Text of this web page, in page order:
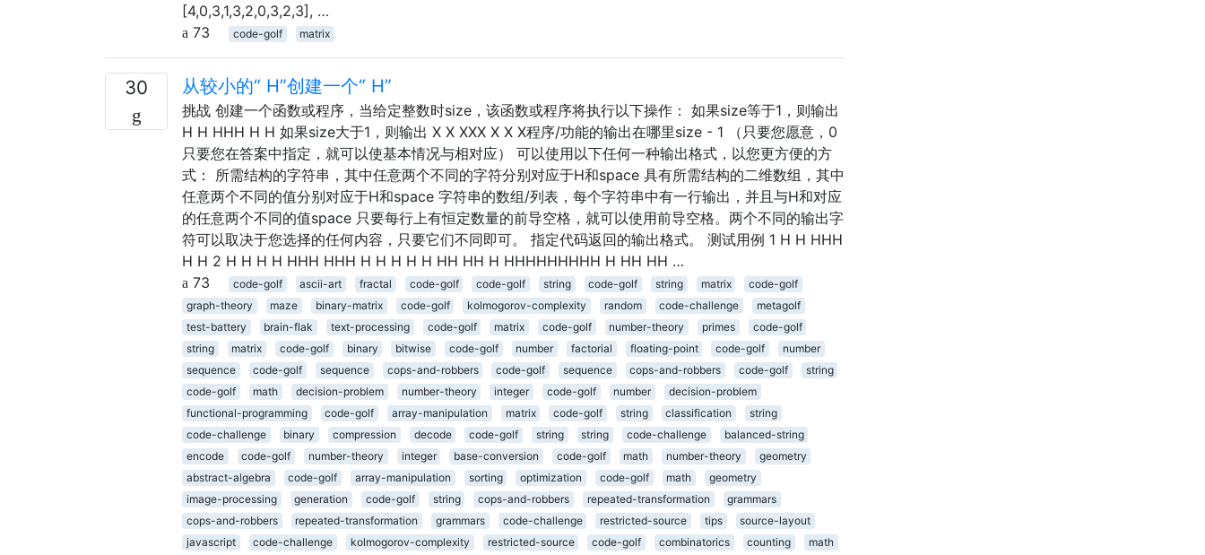
[4,0,3,1,3,2,0,3,2,3], …
73
code-golf matrix
30 从较小的“ H”创建一个“ H”
挑战 创建一个函数或程序，当给定整数时size，该函数或程序将执行以下操作： 如果size等于1，则输出
H H HHH H H 如果size大于1，则输出 X X XXX X X X程序/功能的输出在哪里size - 1 （只要您愿意，0
只要您在答案中指定，就可以使基本情况与相对应） 可以使用以下任何一种输出格式，以您更方便的方
式： 所需结构的字符串，其中任意两个不同的字符分别对应于H和space 具有所需结构的二维数组，其中
任意两个不同的值分别对应于H和space 字符串的数组/列表，每个字符串中有一行输出，并且与H和对应
的任意两个不同的值space 只要每行上有恒定数量的前导空格，就可以使用前导空格。两个不同的输出字
符可以取决于您选择的任何内容，只要它们不同即可。 指定代码返回的输出格式。 测试用例 1 H H HHH
H H 2 H H H H HHH HHH H H H H H HH HH H HHHHHHHHH H HH HH …
73
code-golf ascii-art fractal code-golf code-golf string code-golf string matrix
code-golf
graph-theory
maze binary-matrix code-golf kolmogorov-complexity random code-challenge
metagolf
test-battery
brain-flak text-processing code-golf matrix code-golf number-theory primes
code-golf
string
matrix code-golf binary bitwise code-golf number factorial floating-point code-golf
number
sequence
code-golf sequence cops-and-robbers code-golf sequence cops-and-robbers code-golf
string
code-golf
math decision-problem number-theory integer code-golf number
decision-problem
functional-programming
code-golf array-manipulation matrix code-golf string classification
string
code-challenge
binary compression decode code-golf string string code-challenge
balanced-string
encode
code-golf number-theory integer base-conversion code-golf math number-theory
geometry
abstract-algebra
code-golf array-manipulation sorting optimization code-golf math
geometry
image-processing
generation code-golf string cops-and-robbers repeated-transformation
grammars
cops-and-robbers
repeated-transformation grammars code-challenge restricted-source tips
source-layout
javascript
code-challenge kolmogorov-complexity restricted-source code-golf combinatorics counting
math